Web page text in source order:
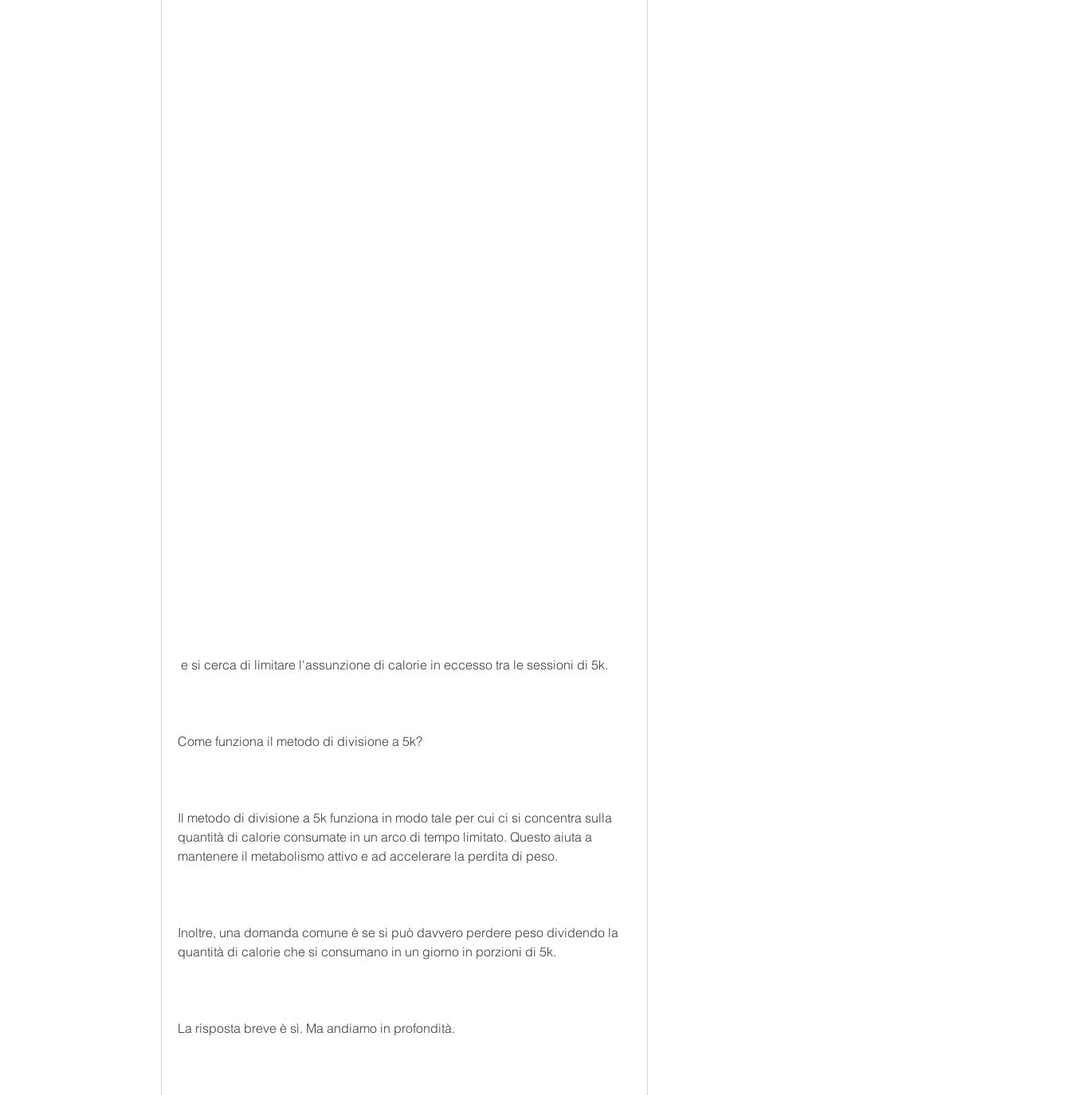
e si cerca di limitare l'assunzione di calorie in eccesso tra le sessioni di 5k.
Come funziona il metodo di divisione a 5k?
Il metodo di divisione a 5k funziona in modo tale per cui ci si concentra sulla
quantità di calorie consumate in un arco di tempo limitato. Questo aiuta a
mantenere il metabolismo attivo e ad accelerare la perdita di peso.
Inoltre, una domanda comune è se si può davvero perdere peso dividendo la
quantità di calorie che si consumano in un giorno in porzioni di 5k.
La risposta breve è sì. Ma andiamo in profondità.